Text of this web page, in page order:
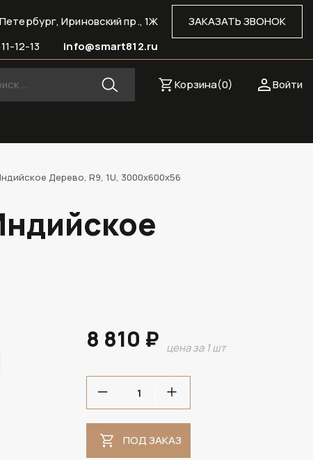
ЗАКАЗАТЬ ЗВОНОК
Ириновский пр., 1Ж
info@smart812.ru
12-13
Войти
Корзина(0)
Дерево, R9, 1U, 3000х600х56
8 810 ₽ цена за 1 шт
ПОД ЗАКАЗ